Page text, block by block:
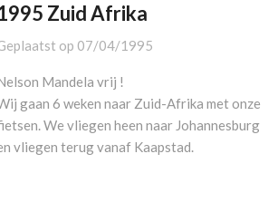
Zuid Afrika
op 07/04/1995
Mandela vrij !
gaan 6 weken naar Zuid-Afrika met onze
We vliegen heen naar Johannesburg
vliegen terug vanaf Kaapstad.